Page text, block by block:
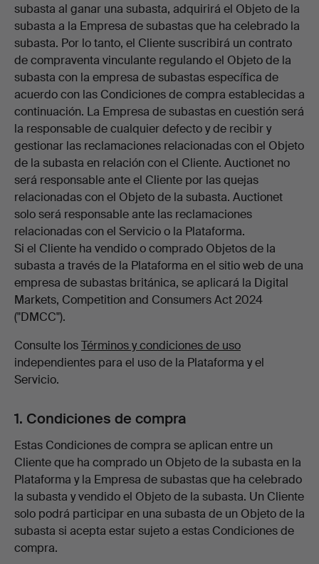
subasta al ganar una subasta, adquirirá el Objeto de la
subasta a la Empresa de subastas que ha celebrado la
subasta. Por lo tanto, el Cliente suscribirá un contrato
de compraventa vinculante regulando el Objeto de la
subasta con la empresa de subastas específica de
acuerdo con las Condiciones de compra establecidas a
continuación. La Empresa de subastas en cuestión será
la responsable de cualquier defecto y de recibir y
gestionar las reclamaciones relacionadas con el Objeto
de la subasta en relación con el Cliente. Auctionet no
será responsable ante el Cliente por las quejas
relacionadas con el Objeto de la subasta. Auctionet
solo será responsable ante las reclamaciones
relacionadas con el Servicio o la Plataforma.
Si el Cliente ha vendido o comprado Objetos de la
subasta a través de la Plataforma en el sitio web de una
empresa de subastas británica, se aplicará la Digital
Markets, Competition and Consumers Act 2024
("DMCC").
Consulte losTérminos y condiciones de uso
independientes para el uso de la Plataforma y el
Servicio.
1. Condiciones de compra
Estas Condiciones de compra se aplican entre un
Cliente que ha comprado un Objeto de la subasta en la
Plataforma y la Empresa de subastas que ha celebrado
la subasta y vendido el Objeto de la subasta. Un Cliente
solo podrá participar en una subasta de un Objeto de la
subasta si acepta estar sujeto a estas Condiciones de
compra.